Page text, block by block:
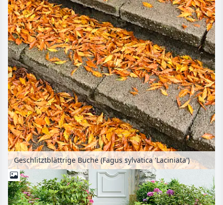
Geschlitztblättrige Buche (Fagus sylvatica 'Laciniata')